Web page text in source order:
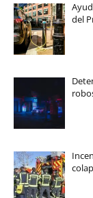
del